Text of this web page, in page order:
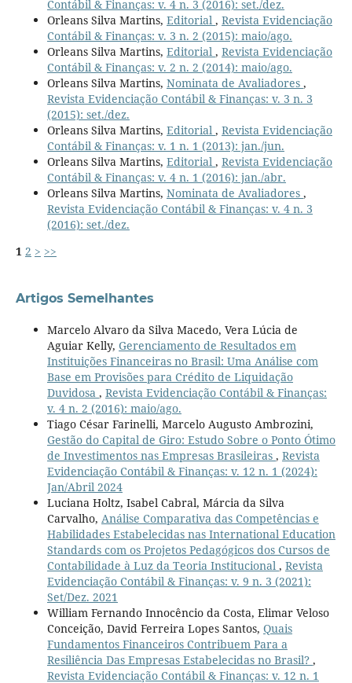
Contábil & Finanças: v. 4 n. 3 (2016): set./dez.
Orleans Silva Martins, Editorial , Revista Evidenciação
Contábil & Finanças: v. 3 n. 2 (2015): maio/ago.
Orleans Silva Martins, Editorial , Revista Evidenciação
Contábil & Finanças: v. 2 n. 2 (2014): maio/ago.
Orleans Silva Martins, Nominata de Avaliadores ,
Revista Evidenciação Contábil & Finanças: v. 3 n. 3
(2015): set./dez.
Orleans Silva Martins, Editorial , Revista Evidenciação
Contábil & Finanças: v. 1 n. 1 (2013): jan./jun.
Orleans Silva Martins, Editorial , Revista Evidenciação
Contábil & Finanças: v. 4 n. 1 (2016): jan./abr.
Orleans Silva Martins, Nominata de Avaliadores ,
Revista Evidenciação Contábil & Finanças: v. 4 n. 3
(2016): set./dez.
1 2 > >>
Artigos Semelhantes
Marcelo Alvaro da Silva Macedo, Vera Lúcia de
Aguiar Kelly, Gerenciamento de Resultados em
Instituições Financeiras no Brasil: Uma Análise com
Base em Provisões para Crédito de Liquidação
Duvidosa , Revista Evidenciação Contábil & Finanças:
v. 4 n. 2 (2016): maio/ago.
Tiago César Farinelli, Marcelo Augusto Ambrozini,
Gestão do Capital de Giro: Estudo Sobre o Ponto Ótimo
de Investimentos nas Empresas Brasileiras , Revista
Evidenciação Contábil & Finanças: v. 12 n. 1 (2024):
Jan/Abril 2024
Luciana Holtz, Isabel Cabral, Márcia da Silva
Carvalho, Análise Comparativa das Competências e
Habilidades Estabelecidas nas International Education
Standards com os Projetos Pedagógicos dos Cursos de
Contabilidade à Luz da Teoria Institucional , Revista
Evidenciação Contábil & Finanças: v. 9 n. 3 (2021):
Set/Dez. 2021
William Fernando Innocêncio da Costa, Elimar Veloso
Conceição, David Ferreira Lopes Santos, Quais
Fundamentos Financeiros Contribuem Para a
Resiliência Das Empresas Estabelecidas no Brasil? ,
Revista Evidenciação Contábil & Finanças: v. 12 n. 1